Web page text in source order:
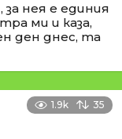
нея е единия
ми и каза,
ден днес, та
1.9k 35